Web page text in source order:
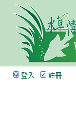
登入 註冊